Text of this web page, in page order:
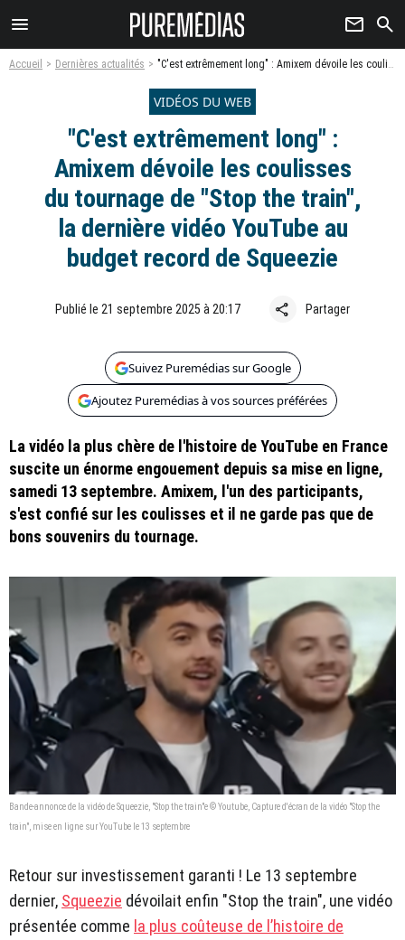
menu newsletter search
Accueil Dernières actualités "C'est extrêmement long" : Amixem dévoile les coulisses du tournage de "Stop the train", la dernière vidéo YouTube au budget record de Squeezie
VIDÉOS DU WEB
"C'est extrêmement long" :
Amixem dévoile les coulisses
du tournage de "Stop the train",
la dernière vidéo YouTube au
budget record de Squeezie
Publié le 21 septembre 2025 à 20:17 share Partager
Suivez Puremédias sur Google
Ajoutez Puremédias à vos sources préférées
La vidéo la plus chère de l'histoire de YouTube en France
suscite un énorme engouement depuis sa mise en ligne,
samedi 13 septembre. Amixem, l'un des participants,
s'est confié sur les coulisses et il ne garde pas que de
bons souvenirs du tournage.
Bande-annonce de la vidéo de Squeezie, "Stop the train"e © Youtube, Capture d'écran de la vidéo "Stop the
train", mise en ligne sur YouTube le 13 septembre
Retour sur investissement garanti ! Le 13 septembre
dernier, Squeezie dévoilait enfin "Stop the train", une vidéo
présentée comme la plus coûteuse de l’histoire de